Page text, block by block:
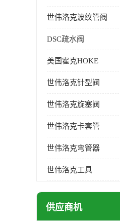
世伟洛克波纹管阀
DSC疏水阀
美国霍克HOKE
世伟洛克针型阀
世伟洛克旋塞阀
世伟洛克卡套管
世伟洛克弯管器
世伟洛克工具
供应商机